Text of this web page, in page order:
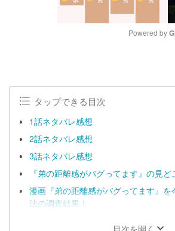
Powered by
タップできる目次
1話ネタバレ感想
2話ネタバレ感想
3話ネタバレ感想
『弟の距離感がバグってます』の見ど
漫画『弟の距離感がバグってます』
法の調査結果！
目次を開く